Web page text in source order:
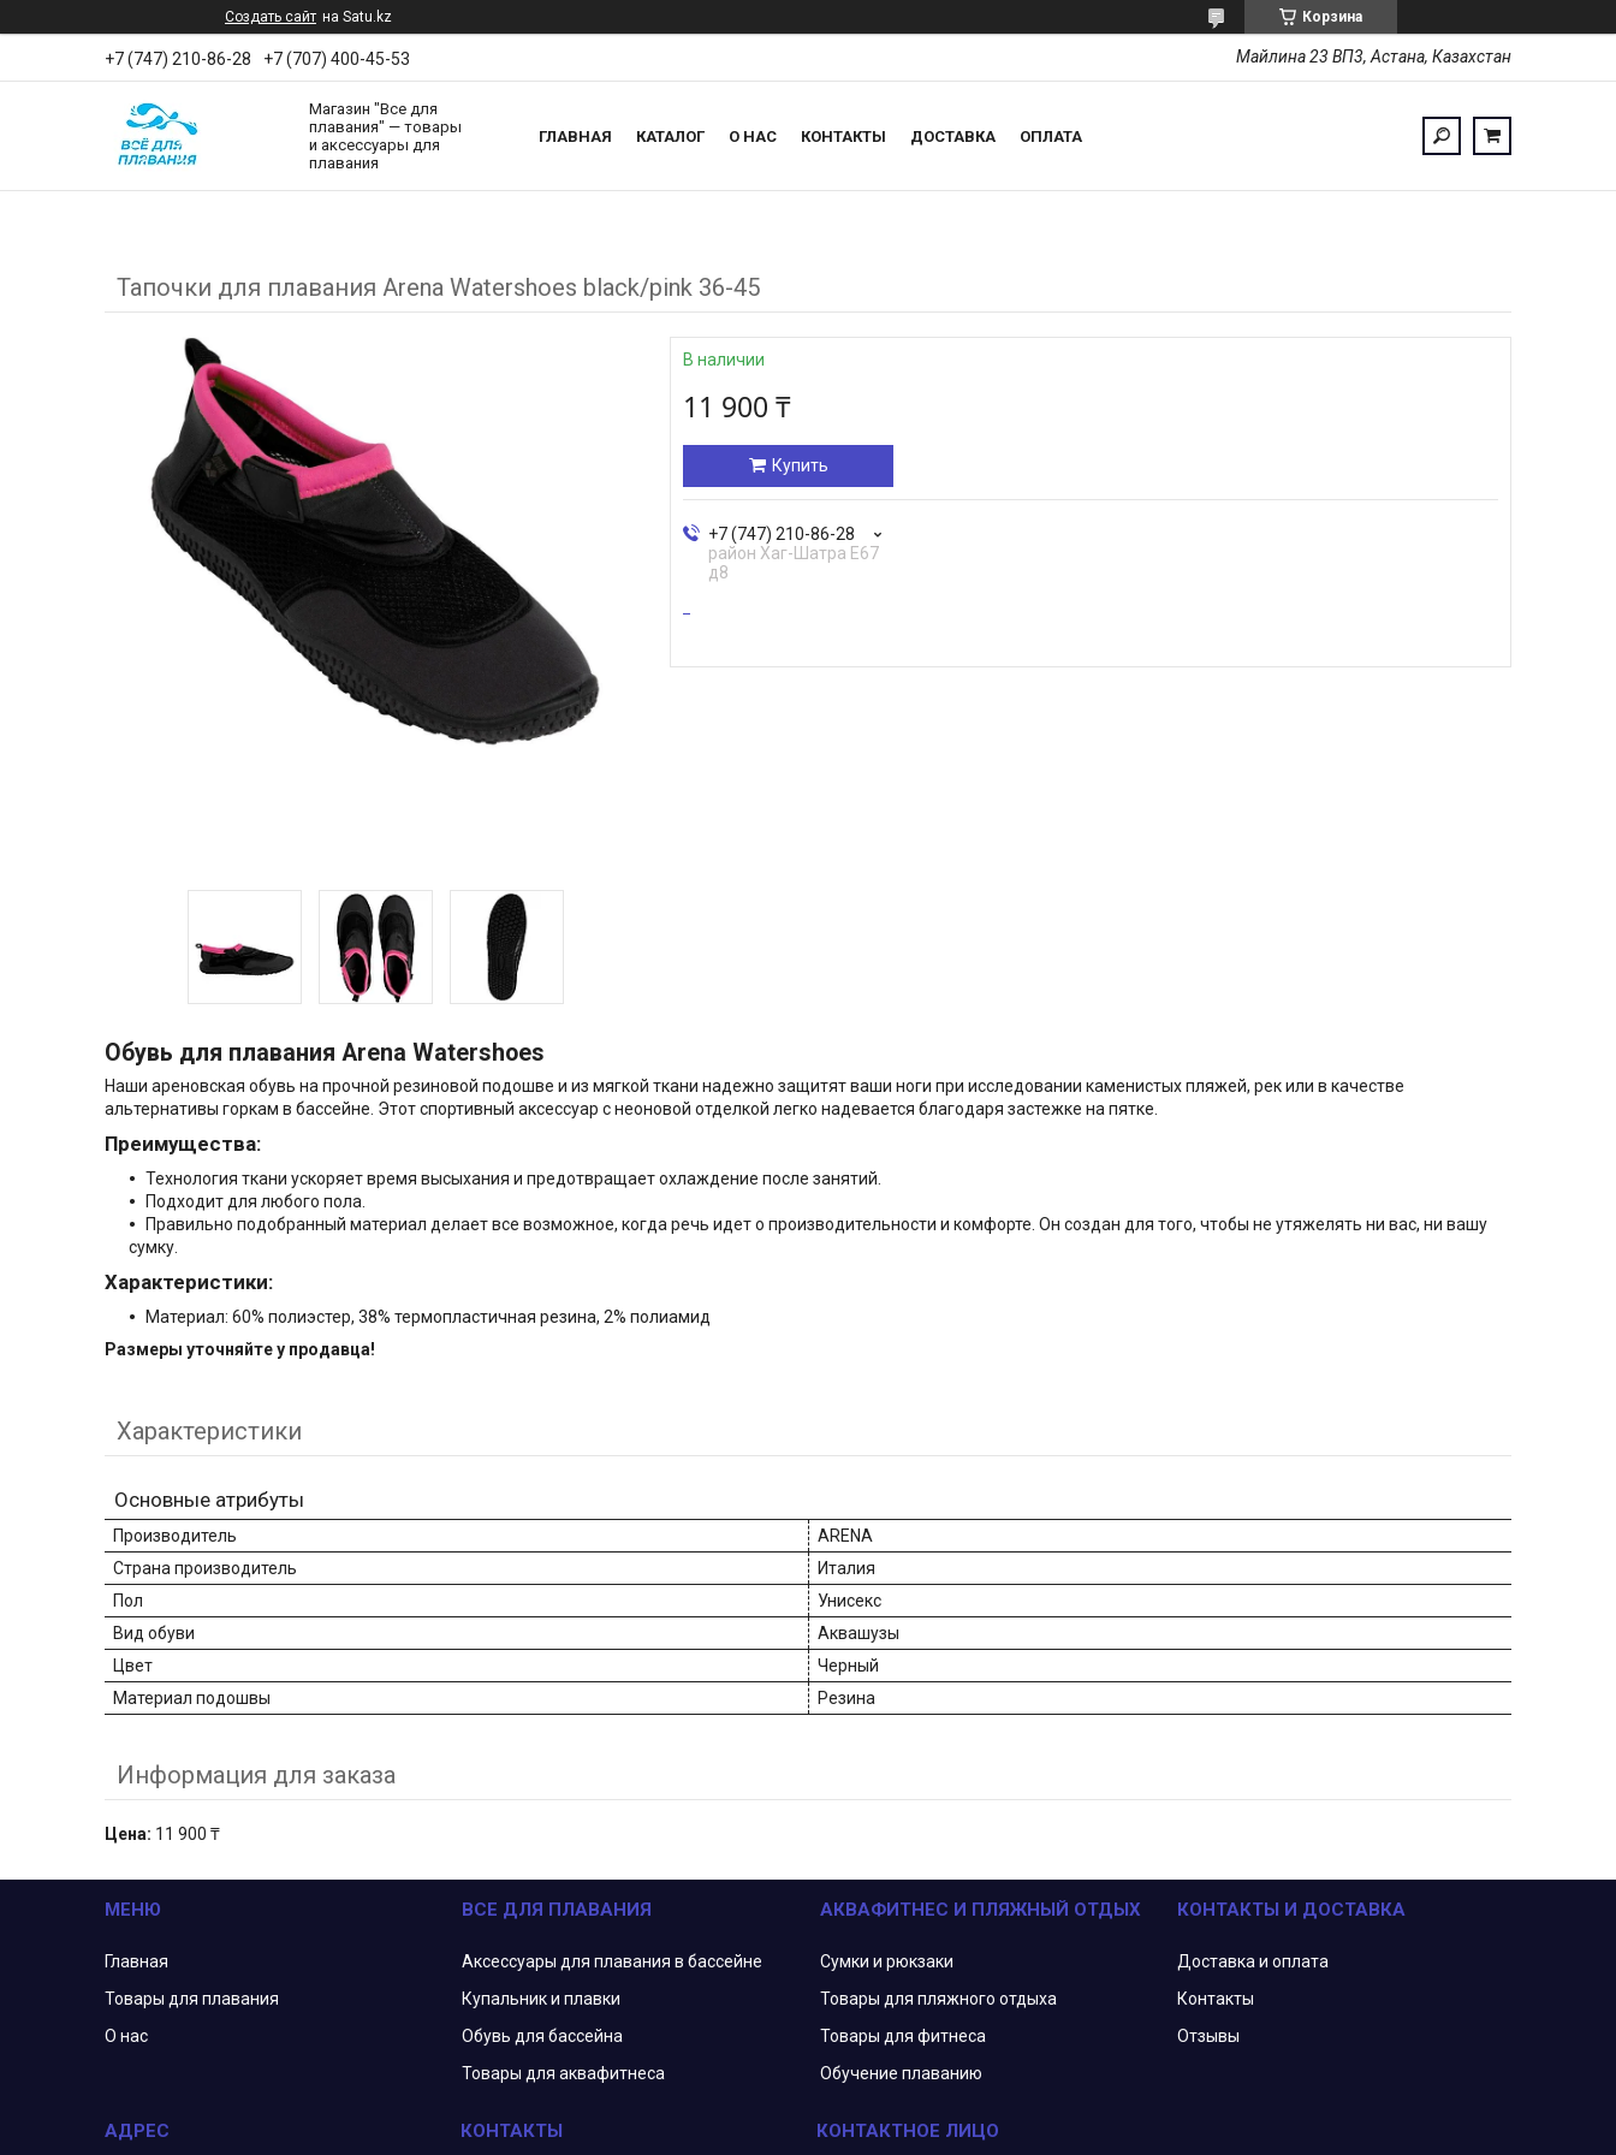
Создать сайт на Satu.kz Корзина
+7 (747) 210-86-28 +7 (707) 400-45-53 Майлина 23 ВП3, Астана, Казахстан
Магазин "Все для
плавания" — товары
и аксессуары для
плавания
ГЛАВНАЯ КАТАЛОГ О НАС КОНТАКТЫ ДОСТАВКА ОПЛАТА
Тапочки для плавания Arena Watershoes black/pink 36-45
В наличии
11 900 ₸
Купить
+7 (747) 210-86-28
район Хаг-Шатра Е67
д8
Обувь для плавания Arena Watershoes
Наши ареновская обувь на прочной резиновой подошве и из мягкой ткани надежно защитят ваши ноги при исследовании каменистых пляжей, рек или в качестве
альтернативы горкам в бассейне. Этот спортивный аксессуар с неоновой отделкой легко надевается благодаря застежке на пятке.
Преимущества:
Технология ткани ускоряет время высыхания и предотвращает охлаждение после занятий.
Подходит для любого пола.
Правильно подобранный материал делает все возможное, когда речь идет о производительности и комфорте. Он создан для того, чтобы не утяжелять ни вас, ни вашу
сумку.
Характеристики:
Материал: 60% полиэстер, 38% термопластичная резина, 2% полиамид
Размеры уточняйте у продавца!
Характеристики
Основные атрибуты
Производитель
ARENA
Страна производитель
Италия
Пол
Унисекс
Вид обуви
Аквашузы
Цвет
Черный
Материал подошвы
Резина
Информация для заказа
Цена: 11 900 ₸
МЕНЮ
Главная
Товары для плавания
О нас
ВСЕ ДЛЯ ПЛАВАНИЯ
Аксессуары для плавания в бассейне
Купальник и плавки
Обувь для бассейна
Товары для аквафитнеса
АКВАФИТНЕС И ПЛЯЖНЫЙ ОТДЫХ
Сумки и рюкзаки
Товары для пляжного отдыха
Товары для фитнеса
Обучение плаванию
КОНТАКТЫ И ДОСТАВКА
Доставка и оплата
Контакты
Отзывы